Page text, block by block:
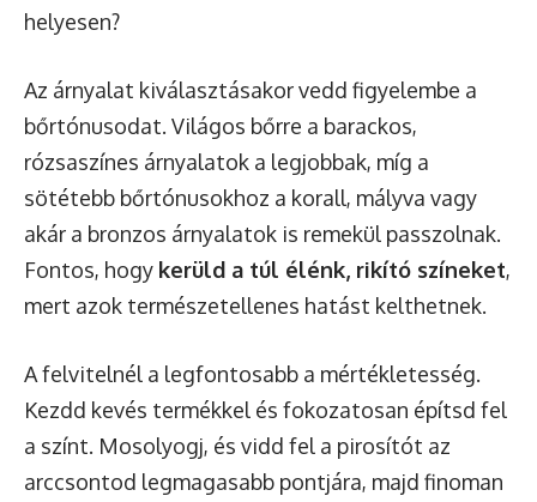
helyesen?
Az árnyalat kiválasztásakor vedd figyelembe a
bőrtónusodat. Világos bőrre a barackos,
rózsaszínes árnyalatok a legjobbak, míg a
sötétebb bőrtónusokhoz a korall, mályva vagy
akár a bronzos árnyalatok is remekül passzolnak.
Fontos, hogy kerüld a túl élénk, rikító színeket,
mert azok természetellenes hatást kelthetnek.
A felvitelnél a legfontosabb a mértékletesség.
Kezdd kevés termékkel és fokozatosan építsd fel
a színt. Mosolyogj, és vidd fel a pirosítót az
arccsontod legmagasabb pontjára, majd finoman